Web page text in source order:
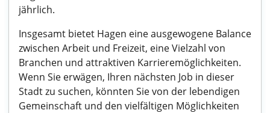
jährlich.
Insgesamt bietet Hagen eine ausgewogene Balance
zwischen Arbeit und Freizeit, eine Vielzahl von
Branchen und attraktiven Karrieremöglichkeiten.
Wenn Sie erwägen, Ihren nächsten Job in dieser
Stadt zu suchen, könnten Sie von der lebendigen
Gemeinschaft und den vielfältigen Möglichkeiten